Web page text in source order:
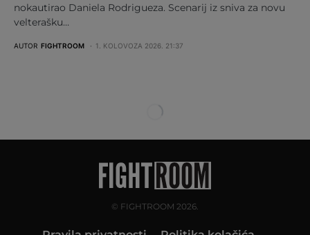
nokautirao Daniela Rodrigueza. Scenarij iz sniva za novu
velterašku…
AUTOR FIGHTROOM 1. KOLOVOZA 2026. 21:37
© FIGHTROOM 2026.